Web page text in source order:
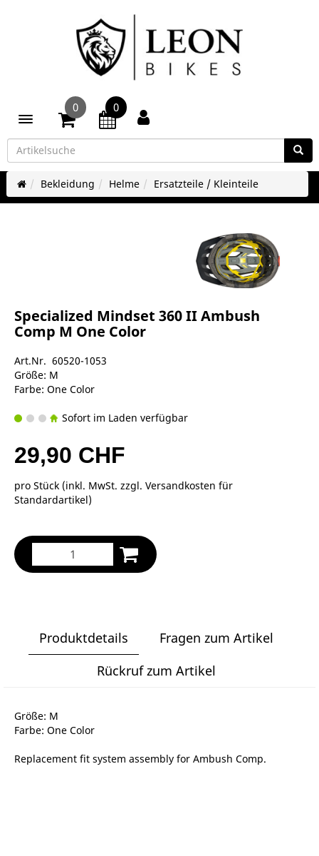
Toggle navigation
0 0
Bekleidung Helme Ersatzteile / Kleinteile
Specialized Mindset 360 II Ambush
Comp M One Color
Art.Nr. 60520-1053
Größe: M
Farbe: One Color
Sofort im Laden verfügbar
29,90 CHF
pro Stück (inkl. MwSt. zzgl. Versandkosten für
Standardartikel)
Produktdetails
Fragen zum Artikel
Rückruf zum Artikel
Größe: M
Farbe: One Color
Replacement fit system assembly for Ambush Comp.